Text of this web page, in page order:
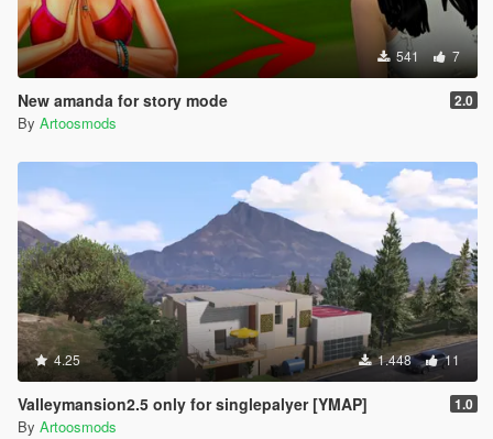
541 7
New amanda for story mode 2.0
By Artoosmods
4.25 1.448 11
Valleymansion2.5 only for singlepalyer [YMAP] 1.0
By Artoosmods